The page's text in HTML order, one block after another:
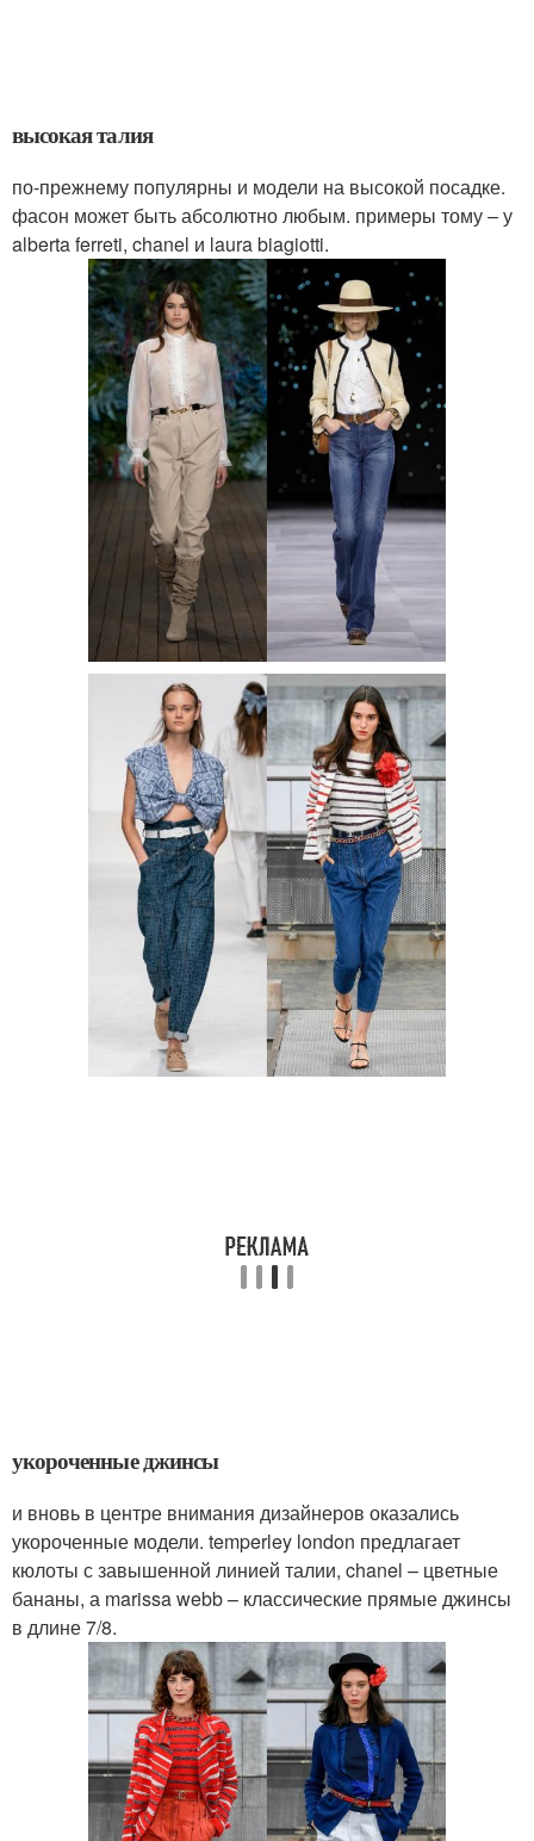
высокая талия
по-прежнему популярны и модели на высокой посадке.
фасон может быть абсолютно любым. примеры тому – у
alberta ferreti, chanel и laura biagiotti.
укороченные джинсы
и вновь в центре внимания дизайнеров оказались
укороченные модели. temperley london предлагает
кюлоты с завышенной линией талии, chanel – цветные
бананы, а marissa webb – классические прямые джинсы
в длине 7/8.